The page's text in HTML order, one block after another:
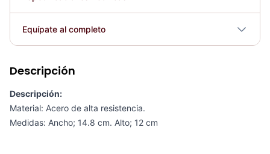
Dimensiones Ancho; 14.8 cm. Alto; 12 cm
Requiere electricidad
Equípate al completo
Descripción
Descripción:
Material: Acero de alta resistencia.
Medidas: Ancho; 14.8 cm. Alto; 12 cm